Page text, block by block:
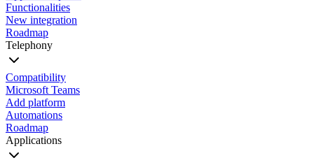
Functionalities
New integration
Roadmap
Telephony
Compatibility
Microsoft Teams
Add platform
Automations
Roadmap
Applications